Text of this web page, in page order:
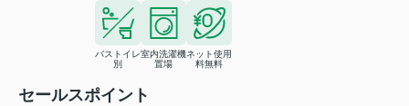
バストイレ
別
室内洗濯機
置場
ネット使用
料無料
セールスポイント